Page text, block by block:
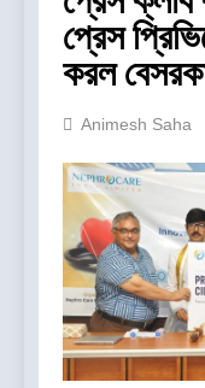
প্রেস
করল
Animesh Saha